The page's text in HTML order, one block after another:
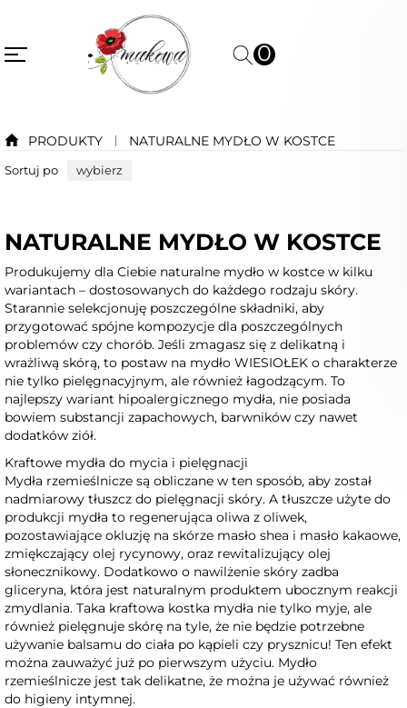
0
PRODUKTY NATURALNE MYDŁO W KOSTCE
Sortuj po wybierz
NATURALNE MYDŁO W KOSTCE
Produkujemy dla Ciebie naturalne mydło w kostce w kilku
wariantach – dostosowanych do każdego rodzaju skóry.
Starannie selekcjonuję poszczególne składniki, aby
przygotować spójne kompozycje dla poszczególnych
problemów czy chorób. Jeśli zmagasz się z delikatną i
wrażliwą skórą, to postaw na mydło WIESIOŁEK o charakterze
nie tylko pielęgnacyjnym, ale również łagodzącym. To
najlepszy wariant hipoalergicznego mydła, nie posiada
bowiem substancji zapachowych, barwników czy nawet
dodatków ziół.
Kraftowe mydła do mycia i pielęgnacji
Mydła rzemieślnicze są obliczane w ten sposób, aby został
nadmiarowy tłuszcz do pielęgnacji skóry. A tłuszcze użyte do
produkcji mydła to regenerująca oliwa z oliwek,
pozostawiające okluzję na skórze masło shea i masło kakaowe,
zmiękczający olej rycynowy, oraz rewitalizujący olej
słonecznikowy. Dodatkowo o nawilżenie skóry zadba
gliceryna, która jest naturalnym produktem ubocznym reakcji
zmydlania. Taka kraftowa kostka mydła nie tylko myje, ale
również pielęgnuje skórę na tyle, że nie będzie potrzebne
używanie balsamu do ciała po kąpieli czy prysznicu! Ten efekt
można zauważyć już po pierwszym użyciu. Mydło
rzemieślnicze jest tak delikatne, że można je używać również
do higieny intymnej.